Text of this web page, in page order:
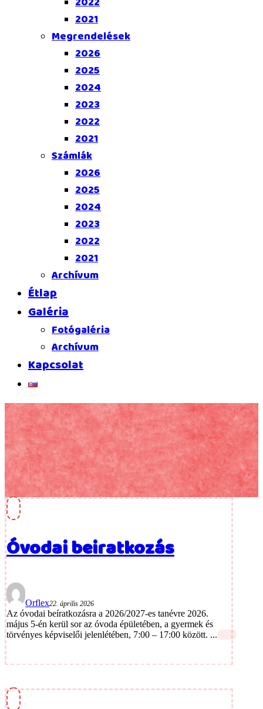
2021
Megrendelések
2026
2025
2024
2023
2022
2021
Számlák
2026
2025
2024
2023
2022
2021
Archívum
Étlap
Galéria
Fotógaléria
Archívum
Kapcsolat
Óvodai beiratkozás
Orflex22. április 2026
Az óvodai beíratkozásra a 2026/2027-es tanévre 2026.
május 5-én kerül sor az óvoda épületében, a gyermek és
törvényes képviselői jelenlétében, 7:00 – 17:00 között. ...